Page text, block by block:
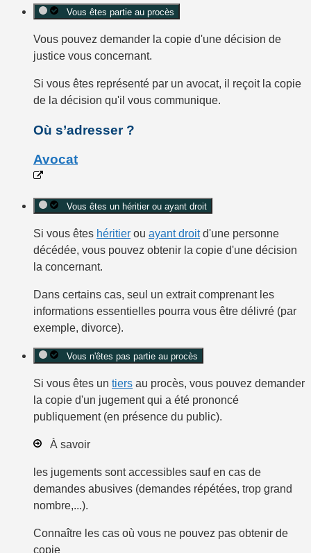
Vous êtes partie au procès
Vous pouvez demander la copie d'une décision de
justice vous concernant.
Si vous êtes représenté par un avocat, il reçoit la copie
de la décision qu'il vous communique.
Où s’adresser ?
Avocat
Vous êtes un héritier ou ayant droit
Si vous êtes héritier ou ayant droitd'une personne
décédée, vous pouvez obtenir la copie d'une décision
la concernant.
Dans certains cas, seul un extrait comprenant les
informations essentielles pourra vous être délivré (par
exemple, divorce).
Vous n'êtes pas partie au procès
Si vous êtes un tiers au procès, vous pouvez demander
la copie d'un jugement qui a été prononcé
publiquement(en présence du public).
À savoir
les jugements sont accessibles sauf en cas de
demandes abusives (demandes répétées, trop grand
nombre,...).
Connaître les cas où vous ne pouvez pas obtenir de
copie